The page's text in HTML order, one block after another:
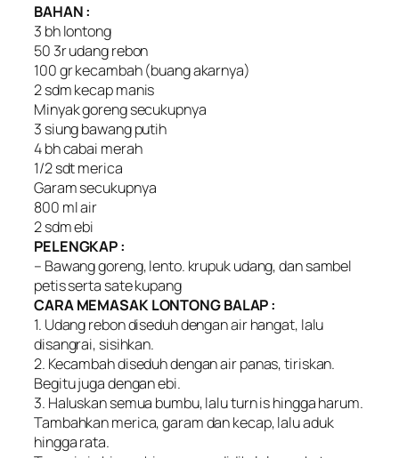
BAHAN :
3 bh lontong
50 3r udang rebon
100 gr kecambah (buang akarnya)
2 sdm kecap manis
Minyak goreng secukupnya
3 siung bawang putih
4 bh cabai merah
1/2 sdt merica
Garam secukupnya
800 ml air
2 sdm ebi
PELENGKAP :
– Bawang goreng, lento. krupuk udang, dan sambel
petis serta sate kupang
CARA MEMASAK LONTONG BALAP :
1. Udang rebon diseduh dengan air hangat, lalu
disangrai, sisihkan.
2. Kecambah diseduh dengan air panas, tiriskan.
Begitu juga dengan ebi.
3. Haluskan semua bumbu, lalu turn is hingga harum.
Tambahkan merica, garam dan kecap, lalu aduk
hingga rata.